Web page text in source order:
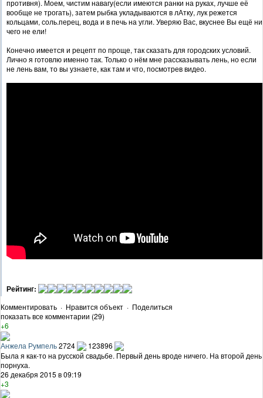
противня). Моем, чистим навагу(если имеются ранки на руках, лучше её
вообще не трогать), затем рыбка укладываются в лАтку, лук режется
кольцами, соль.перец, вода и в печь на угли. Уверяю Вас, вкуснее Вы ещё ни
чего не ели!
Конечно имеется и рецепт по проще, так сказать для городских условий.
Лично я готовлю именно так. Только о нём мне рассказывать лень, но если
не лень вам, то вы узнаете, как там и что, посмотрев видео.
Рейтинг:
Комментировать · Нравится объект · Поделиться
показать все комментарии (29)
+6
Анжела Румпель2724
123896
Была я как-то на русской свадьбе. Первый день вроде ничего. На второй день
порнуха.
26 декабря 2015 в 09:19
+3